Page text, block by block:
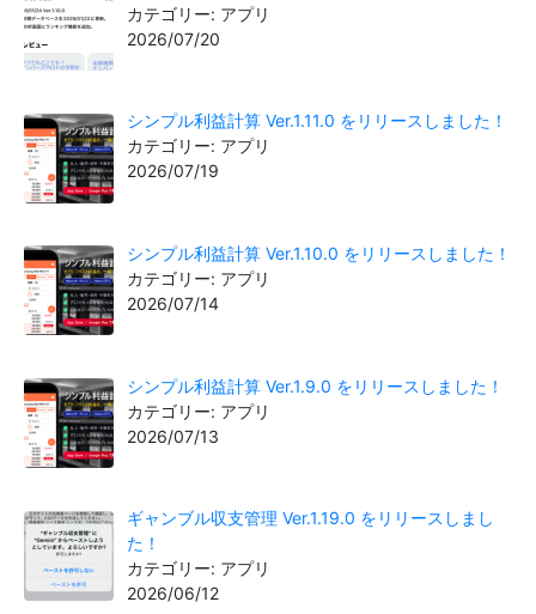
カテゴリー: アプリ
2026/07/20
シンプル利益計算 Ver.1.11.0 をリリースしました！
カテゴリー: アプリ
2026/07/19
シンプル利益計算 Ver.1.10.0 をリリースしました！
カテゴリー: アプリ
2026/07/14
シンプル利益計算 Ver.1.9.0 をリリースしました！
カテゴリー: アプリ
2026/07/13
ギャンブル収支管理 Ver.1.19.0 をリリースしまし
た！
カテゴリー: アプリ
2026/06/12